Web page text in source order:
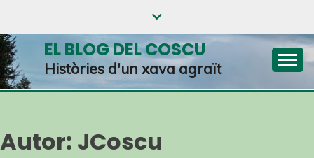
EL BLOG DEL COSCU
Històries d'un xava agraït
Autor: JCoscu